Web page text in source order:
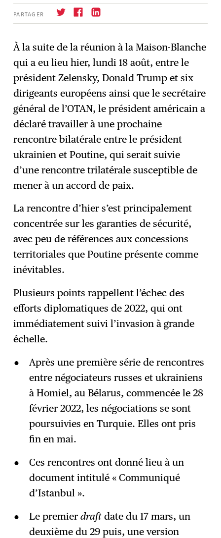
PARTAGER
→ S'abonner
À la suite de la réunion à la Maison-Blanche
qui a eu lieu hier, lundi 18 août, entre le
président Zelensky, Donald Trump et six
dirigeants européens ainsi que le secrétaire
général de l’OTAN, le président américain a
déclaré travailler à une prochaine
rencontre bilatérale entre le président
ukrainien et Poutine, qui serait suivie
d’une rencontre trilatérale susceptible de
mener à un accord de paix.
La rencontre d’hier s’est principalement
concentrée sur les garanties de sécurité,
avec peu de références aux concessions
territoriales que Poutine présente comme
inévitables.
Plusieurs points rappellent l’échec des
efforts diplomatiques de 2022, qui ont
immédiatement suivi l’invasion à grande
échelle.
Après une première série de rencontres
entre négociateurs russes et ukrainiens
à Homiel, au Bélarus, commencée le 28
février 2022, les négociations se sont
poursuivies en Turquie. Elles ont pris
fin en mai.
Ces rencontres ont donné lieu à un
document intitulé « Communiqué
d’Istanbul ».
Le premier draftdate du 17 mars, un
deuxième du 29 puis, une version